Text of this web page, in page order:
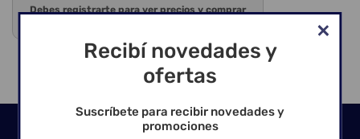
Debes registrarte para ver precios y comprar
Seguinos en las redes
Recibí novedades y
ofertas
Suscríbete para recibir novedades y
promociones